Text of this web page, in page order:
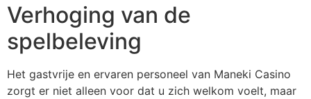
Verhoging van de
spelbeleving
Het gastvrije en ervaren personeel van Maneki Casino
zorgt er niet alleen voor dat u zich welkom voelt, maar